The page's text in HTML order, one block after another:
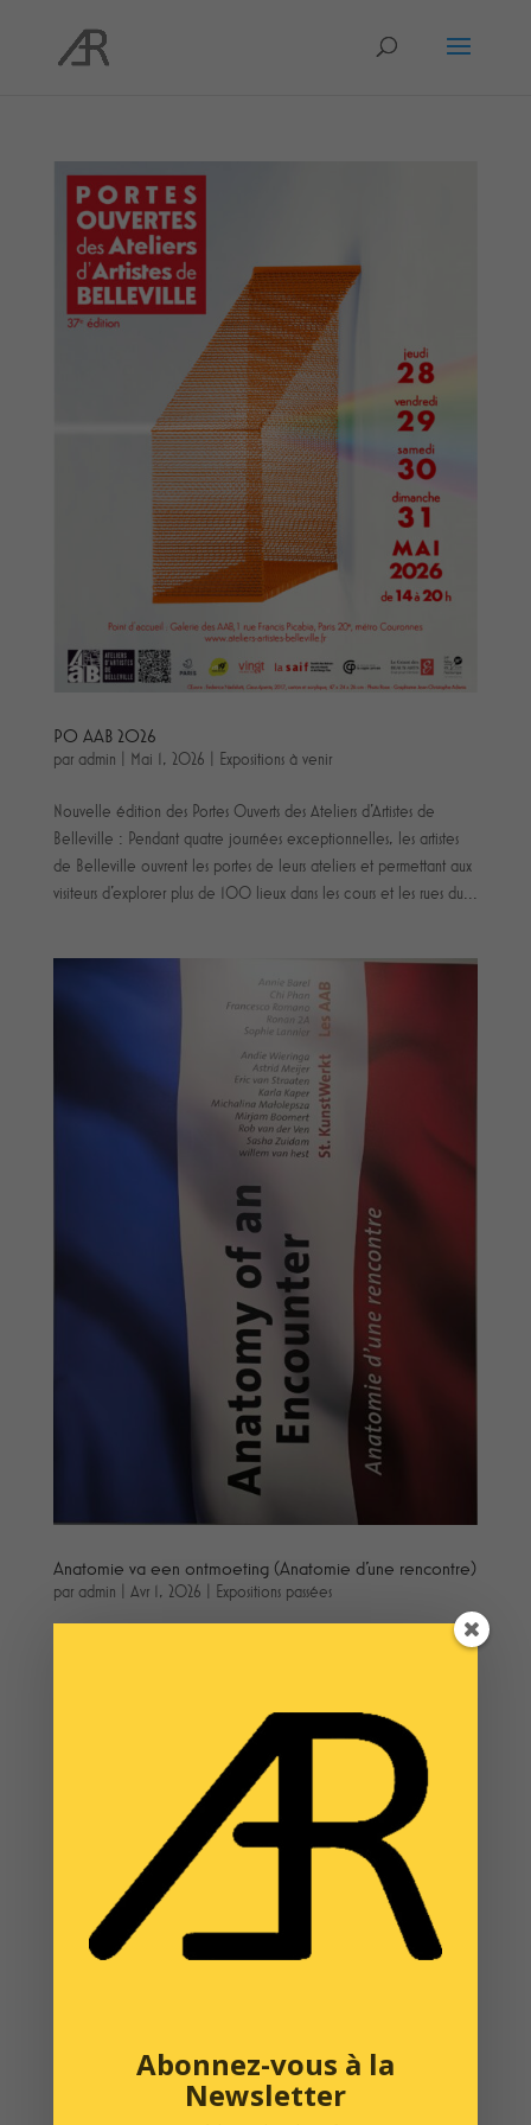
PO AAB 2026
par admin Mai 1, 2026 Expositions à venir
Nouvelle édition des Portes Ouverts des Ateliers d'Artistes de
Belleville : Pendant quatre journées exceptionnelles, les artistes
de Belleville ouvrent les portes de leurs ateliers et permettant aux
visiteurs d'explorer plus de 100 lieux dans les cours et les rues du...
Anatomie va een ontmoeting (Anatomie d’une rencontre)
par admin Avr 1, 2026 Expositions passées
d’Art KunstWerkt à Schiedam (Pays-Bas). A permis aux artistes des
Abonnez-vous à la
Newsletter